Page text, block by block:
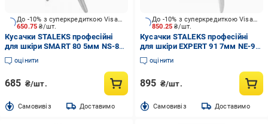
650.75₴/шт.
До -10% з суперкредиткою Visa Вигода
Кусачки STALEKS професійні
для шкіри SMART 80 5мм NS-80-
5
оцінити
685 ₴/шт.
Cамовивіз Доставимо
850.25₴/шт.
До -10% з суперкредиткою Visa Вигода
Кусачки STALEKS професійні
для шкіри EXPERT 91 7мм NE-91-
7
оцінити
895 ₴/шт.
Cамовивіз Доставимо